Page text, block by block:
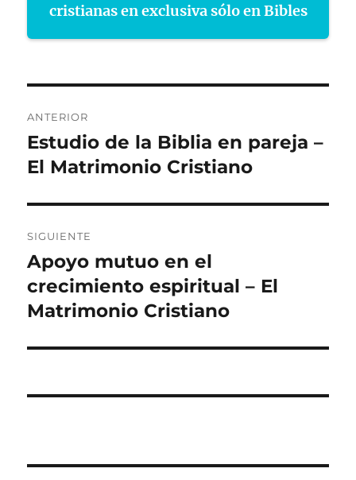
cristianas en exclusiva sólo en Bibles
de
entradas
ANTERIOR
Entrada
anterior:
Estudio de la Biblia en pareja –
El Matrimonio Cristiano
SIGUIENTE
Entrada
siguiente:
Apoyo mutuo en el
crecimiento espiritual – El
Matrimonio Cristiano